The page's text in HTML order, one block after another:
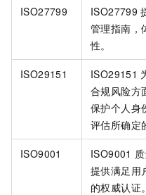
ISO27799 ISO27799
管理指南，
性。
ISO29151 ISO29151
合规风险方
保护个人身
评估所确定
ISO9001 ISO9001
提供满足用
的权威认证。